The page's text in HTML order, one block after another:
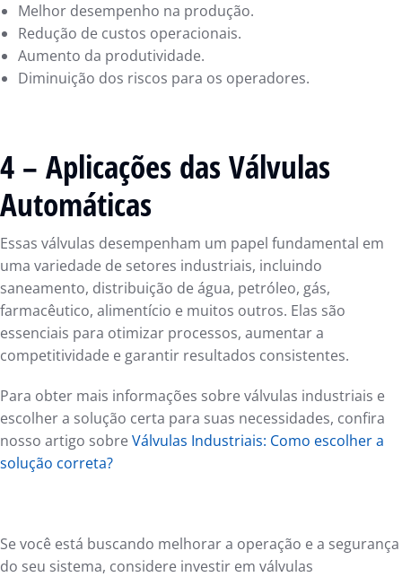
Melhor desempenho na produção.
Redução de custos operacionais.
Aumento da produtividade.
Diminuição dos riscos para os operadores.
4 – Aplicações das Válvulas
Automáticas
Essas válvulas desempenham um papel fundamental em
uma variedade de setores industriais, incluindo
saneamento, distribuição de água, petróleo, gás,
farmacêutico, alimentício e muitos outros. Elas são
essenciais para otimizar processos, aumentar a
competitividade e garantir resultados consistentes.
Para obter mais informações sobre válvulas industriais e
escolher a solução certa para suas necessidades, confira
nosso artigo sobreVálvulas Industriais: Como escolher a
solução correta?
Se você está buscando melhorar a operação e a segurança
do seu sistema, considere investir em válvulas